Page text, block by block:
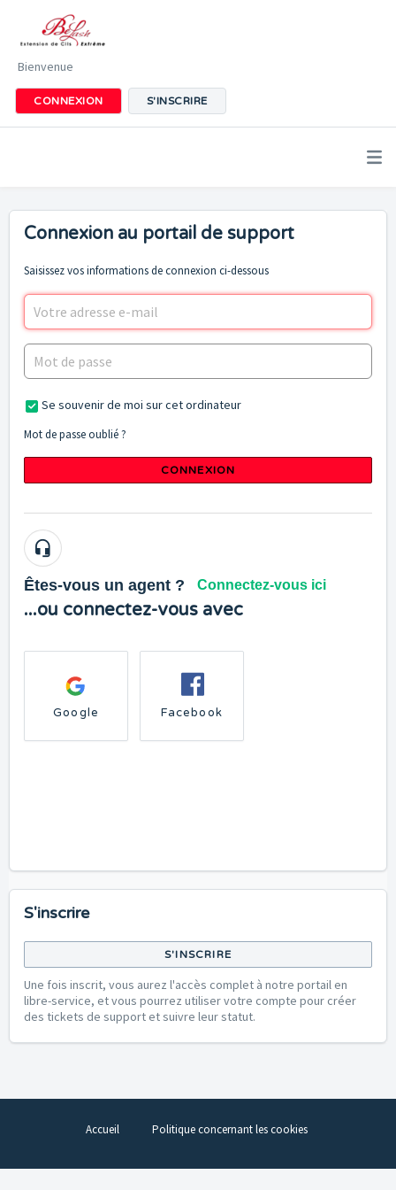
Bienvenue
CONNEXION S'INSCRIRE
Connexion au portail de support
Saisissez vos informations de connexion ci-dessous
Se souvenir de moi sur cet ordinateur
Mot de passe oublié ?
CONNEXION
Êtes-vous un agent ? Connectez-vous ici
...ou connectez-vous avec
Google Facebook
S'inscrire
S'INSCRIRE
Une fois inscrit, vous aurez l'accès complet à notre portail en
libre-service, et vous pourrez utiliser votre compte pour créer
des tickets de support et suivre leur statut.
Accueil Politique concernant les cookies